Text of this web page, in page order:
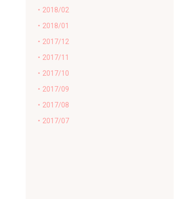
・2018/02
・2018/01
・2017/12
・2017/11
・2017/10
・2017/09
・2017/08
・2017/07